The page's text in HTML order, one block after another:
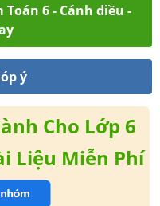
6 - Cánh diều -
ý
Cho Lớp 6
Liệu Miễn Phí